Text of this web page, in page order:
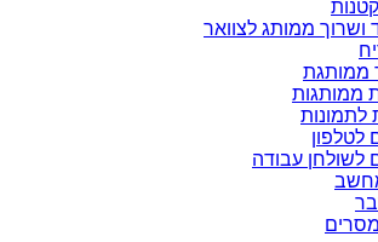
ושרוך ממותג לצוואר
ממותגת
ממותגות
לתמונות
לטלפון
לשולחן עבודה
מסרים